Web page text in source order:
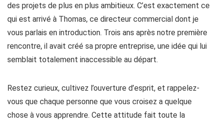
des projets de plus en plus ambitieux. C’est exactement ce
qui est arrivé à Thomas, ce directeur commercial dont je
vous parlais en introduction. Trois ans après notre première
rencontre, il avait créé sa propre entreprise, une idée qui lui
semblait totalement inaccessible au départ.
Restez curieux, cultivez l’ouverture d’esprit, et rappelez-
vous que chaque personne que vous croisez a quelque
chose à vous apprendre. Cette attitude fait toute la